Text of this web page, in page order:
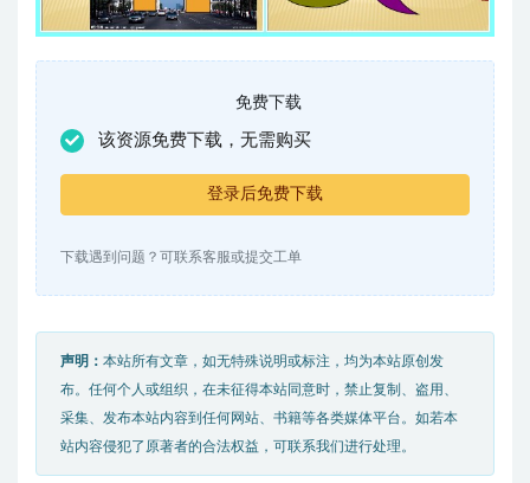
免费下载
该资源免费下载，无需购买
登录后免费下载
下载遇到问题？可联系客服或提交工单
声明： 本站所有文章，如无特殊说明或标注，均为本站原创发
布。任何个人或组织，在未征得本站同意时，禁止复制、盗用、
采集、发布本站内容到任何网站、书籍等各类媒体平台。如若本
站内容侵犯了原著者的合法权益，可联系我们进行处理。